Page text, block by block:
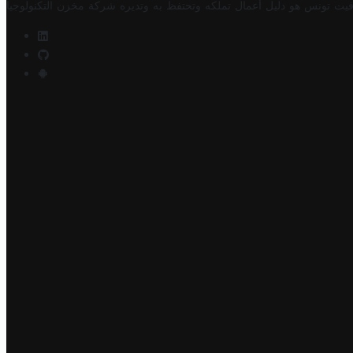
تونس هو دليل أعمال تملكه وتحتفظ به وتديره شركة مخزن التكنولوجيا